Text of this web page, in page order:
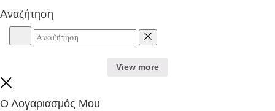
Αναζήτηση
Αναζήτηση
Reset
View more
Ο Λογαριασμός Μου